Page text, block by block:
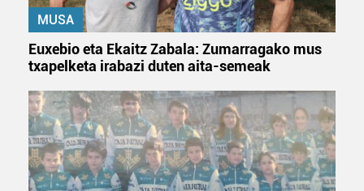
irakurri
MUSA
Euxebio eta Ekaitz Zabala: Zumarragako mus
txapelketa irabazi duten aita-semeak